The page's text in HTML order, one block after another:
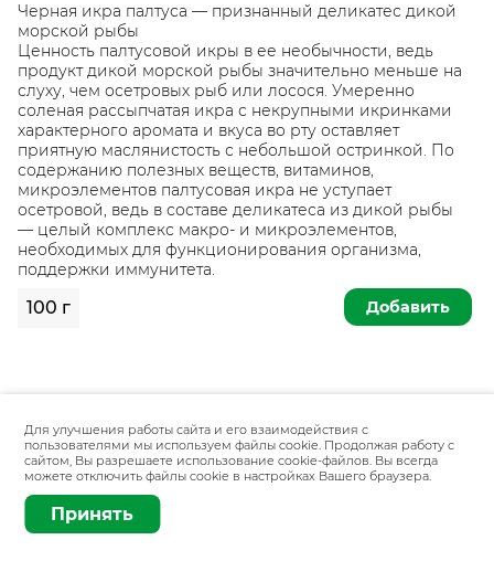
Черная икра палтуса — признанный деликатес дикой
морской рыбы
Ценность палтусовой икры в ее необычности, ведь
продукт дикой морской рыбы значительно меньше на
слуху, чем осетровых рыб или лосося. Умеренно
соленая рассыпчатая икра с некрупными икринками
характерного аромата и вкуса во рту оставляет
приятную маслянистость с небольшой остринкой. По
содержанию полезных веществ, витаминов,
микроэлементов палтусовая икра не уступает
осетровой, ведь в составе деликатеса из дикой рыбы
— целый комплекс макро- и микроэлементов,
необходимых для функционирования организма,
поддержки иммунитета.
100 г Добавить
Для улучшения работы сайта и его взаимодействия с
пользователями мы используем файлы cookie. Продолжая работу с
сайтом, Вы разрешаете использование cookie-файлов. Вы всегда
можете отключить файлы cookie в настройках Вашего браузера.
Принять